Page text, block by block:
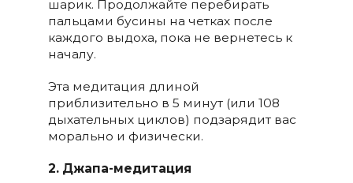
шарик. Продолжайте перебирать
пальцами бусины на четках после
каждого выдоха, пока не вернетесь к
началу.
Эта медитация длиной
приблизительно в 5 минут (или 108
дыхательных циклов) подзарядит вас
морально и физически.
2. Джапа-медитация